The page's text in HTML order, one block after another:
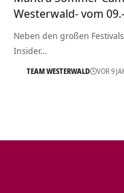
Westerwald- vom
Neben den großen
Insider…
TEAM WESTERWALD VOR 9